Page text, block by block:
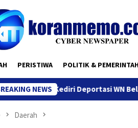
PERISTIWA POLITIK &
NEWS
Kediri Deportasi WN Belanda, Ini
Daerah